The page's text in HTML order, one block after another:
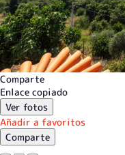
Comparte
Enlace copiado
Ver fotos
Añadir a favoritos
Comparte